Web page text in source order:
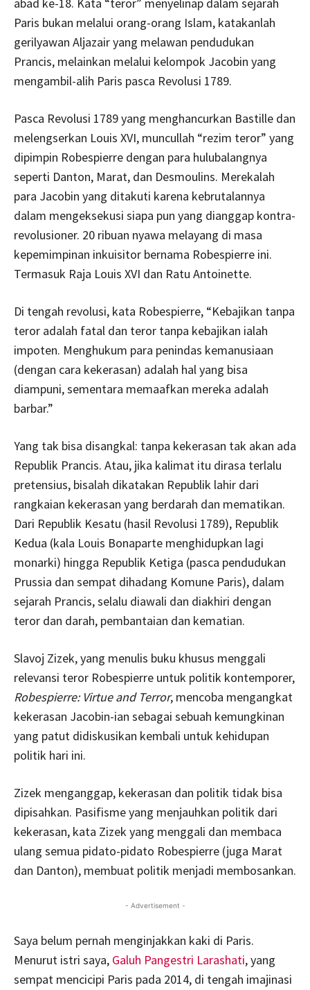
abad ke-18. Kata “teror” menyelinap dalam sejarah
Paris bukan melalui orang-orang Islam, katakanlah
gerilyawan Aljazair yang melawan pendudukan
Prancis, melainkan melalui kelompok Jacobin yang
mengambil-alih Paris pasca Revolusi 1789.
Pasca Revolusi 1789 yang menghancurkan Bastille dan
melengserkan Louis XVI, muncullah “rezim teror” yang
dipimpin Robespierre dengan para hulubalangnya
seperti Danton, Marat, dan Desmoulins. Merekalah
para Jacobin yang ditakuti karena kebrutalannya
dalam mengeksekusi siapa pun yang dianggap kontra-
revolusioner. 20 ribuan nyawa melayang di masa
kepemimpinan inkuisitor bernama Robespierre ini.
Termasuk Raja Louis XVI dan Ratu Antoinette.
Di tengah revolusi, kata Robespierre, “Kebajikan tanpa
teror adalah fatal dan teror tanpa kebajikan ialah
impoten. Menghukum para penindas kemanusiaan
(dengan cara kekerasan) adalah hal yang bisa
diampuni, sementara memaafkan mereka adalah
barbar.”
Yang tak bisa disangkal: tanpa kekerasan tak akan ada
Republik Prancis. Atau, jika kalimat itu dirasa terlalu
pretensius, bisalah dikatakan Republik lahir dari
rangkaian kekerasan yang berdarah dan mematikan.
Dari Republik Kesatu (hasil Revolusi 1789), Republik
Kedua (kala Louis Bonaparte menghidupkan lagi
monarki) hingga Republik Ketiga (pasca pendudukan
Prussia dan sempat dihadang Komune Paris), dalam
sejarah Prancis, selalu diawali dan diakhiri dengan
teror dan darah, pembantaian dan kematian.
Slavoj Zizek, yang menulis buku khusus menggali
relevansi teror Robespierre untuk politik kontemporer,
Robespierre: Virtue and Terror, mencoba mengangkat
kekerasan Jacobin-ian sebagai sebuah kemungkinan
yang patut didiskusikan kembali untuk kehidupan
politik hari ini.
Zizek menganggap, kekerasan dan politik tidak bisa
dipisahkan. Pasifisme yang menjauhkan politik dari
kekerasan, kata Zizek yang menggali dan membaca
ulang semua pidato-pidato Robespierre (juga Marat
dan Danton), membuat politik menjadi membosankan.
- Advertisement -
Saya belum pernah menginjakkan kaki di Paris.
Menurut istri saya, Galuh Pangestri Larashati, yang
sempat mencicipi Paris pada 2014, di tengah imajinasi